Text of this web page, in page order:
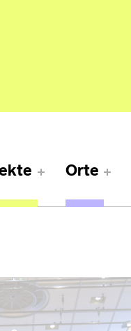
Orte